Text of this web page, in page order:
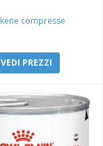
compresse
VEDI PREZZI